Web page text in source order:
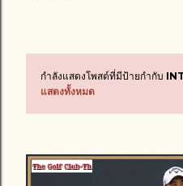
ค
กำลังแสดงโพสต์ที่มีป้ายกำกับ
แสดงทั้งหมด